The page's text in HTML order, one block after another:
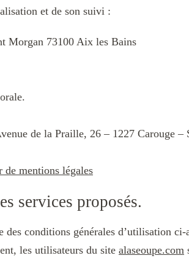
et de son suivi :
Morgan 73100 Aix les Bains
de la Praille, 26 – 1227 Carouge –
de mentions légales
services proposés.
conditions générales d’utilisation
les utilisateurs du site alaseoupe.com